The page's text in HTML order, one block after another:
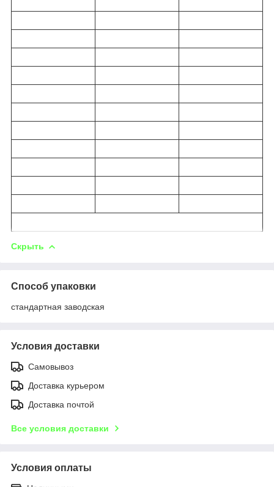
Скрыть
Способ упаковки
стандартная заводская
Условия доставки
Самовывоз
Доставка курьером
Доставка почтой
Все условия доставки
Условия оплаты